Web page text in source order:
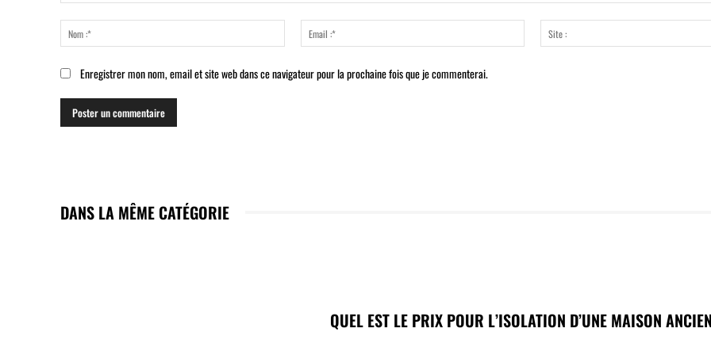
:*
Email
:*
Enregistrer mon nom, email et site web dans ce navigateur pour la prochaine fois que je commenterai.
DANS LA MÊME CATÉGORIE
QUEL EST LE PRIX POUR L’ISOLATION D’UNE MAISON